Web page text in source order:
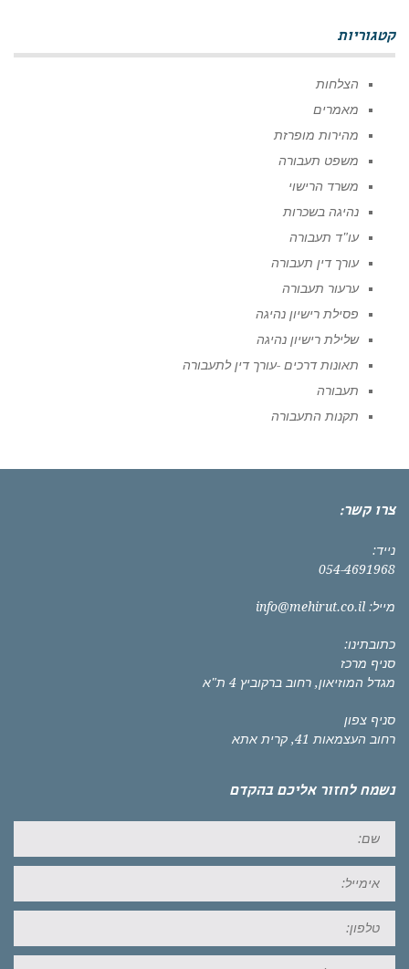
קטגוריות
הצלחות
מאמרים
מהירות מופרזת
משפט תעבורה
משרד הרישוי
נהיגה בשכרות
עו"ד תעבורה
עורך דין תעבורה
ערעור תעבורה
פסילת רישיון נהיגה
שלילת רישיון נהיגה
תאונות דרכים -עורך דין לתעבורה
תעבורה
תקנות התעבורה
צרו קשר:
נייד:
054-4691968
מייל: info@mehirut.co.il
כתובתינו:
סניף מרכז
מגדל המוזיאון, רחוב ברקוביץ 4 ת"א
סניף צפון
רחוב העצמאות 41, קרית אתא
נשמח לחזור אליכם בהקדם